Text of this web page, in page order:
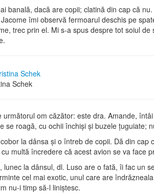
banală, dacă are copii; clatină din cap că
îmi observă fermoarul deschis pe
trec prin el. Mi s-a spus despre tot soiul
Schek
următorul om căzător: este dra. Amande,
se roagă, cu ochii închişi şi buzele ţuguiate;
la dânsa şi o întreb de copii. Dă din
multă încredere că acest avion se va face
lunec la dânsul, dl. Luso are o fată, îi fac un
cel mai exotic, unul care are
nu-i timp să-l liniştesc.